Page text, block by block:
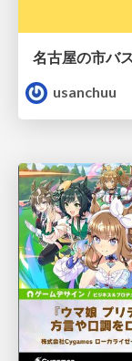
usanchuu